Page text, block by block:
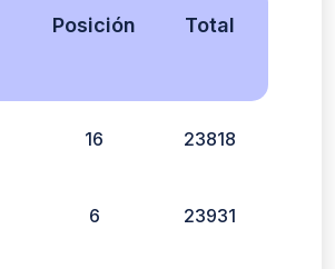
Posición Total
16 23818
6 23931